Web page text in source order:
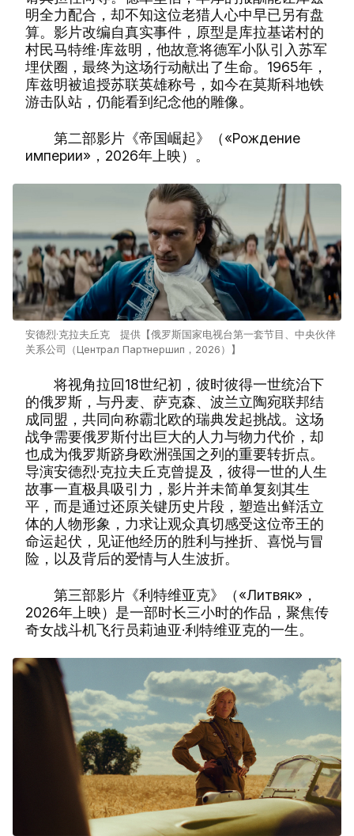
明全力配合，却不知这位老猎人心中早已另有盘
算。影片改编自真实事件，原型是库拉基诺村的
村民马特维·库兹明，他故意将德军小队引入苏军
埋伏圈，最终为这场行动献出了生命。1965年，
库兹明被追授苏联英雄称号，如今在莫斯科地铁
游击队站，仍能看到纪念他的雕像。
第二部影片《帝国崛起》（«Рождение
империи»，2026年上映）。
安德烈·克拉夫丘克 提供【俄罗斯国家电视台第一套节目、中央伙伴
关系公司（Централ Партнершип，2026）】
将视角拉回18世纪初，彼时彼得一世统治下
的俄罗斯，与丹麦、萨克森、波兰立陶宛联邦结
成同盟，共同向称霸北欧的瑞典发起挑战。这场
战争需要俄罗斯付出巨大的人力与物力代价，却
也成为俄罗斯跻身欧洲强国之列的重要转折点。
导演安德烈·克拉夫丘克曾提及，彼得一世的人生
故事一直极具吸引力，影片并未简单复刻其生
平，而是通过还原关键历史片段，塑造出鲜活立
体的人物形象，力求让观众真切感受这位帝王的
命运起伏，见证他经历的胜利与挫折、喜悦与冒
险，以及背后的爱情与人生波折。
第三部影片《利特维亚克》（«Литвяк»，
2026年上映）是一部时长三小时的作品，聚焦传
奇女战斗机飞行员莉迪亚·利特维亚克的一生。